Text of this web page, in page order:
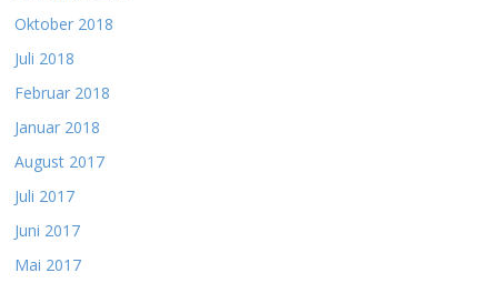
Oktober 2018
Juli 2018
Februar 2018
Januar 2018
August 2017
Juli 2017
Juni 2017
Mai 2017